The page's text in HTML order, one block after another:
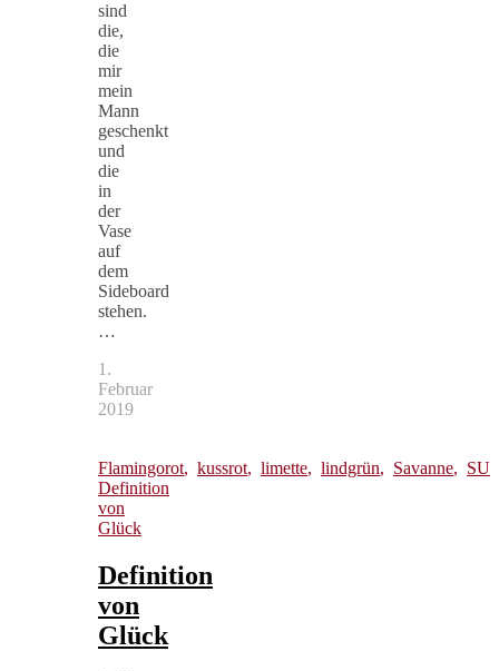
sind
die,
die
mir
mein
Mann
geschenkt
und
die
in
der
Vase
auf
dem
Sideboard
stehen.
…
1.
Februar
2019
Flamingorot, kussrot, limette, lindgrün, Savanne, SU
Definition
von
Glück
Definition
von
Glück